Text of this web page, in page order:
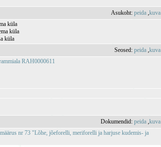
Asukoht:peida ,kuva
küla
küla
küla
Seosed:peida ,kuva
RAH0000611
Dokumendid:peida ,kuva
nr 73 "Lõhe, jõeforelli, meriforelli ja harjuse kudemis- ja